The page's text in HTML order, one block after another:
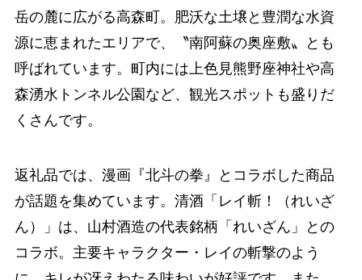
岳の麓に広がる高森町。肥沃な土壌と豊潤な水資
源に恵まれたエリアで、〝南阿蘇の奥座敷〟とも
呼ばれています。町内には上色見熊野座神社や高
森湧水トンネル公園など、観光スポットも盛りだ
くさんです。
返礼品では、漫画『北斗の拳』とコラボした商品
が話題を集めています。清酒「レイ斬！（れいざ
ん）」は、山村酒造の代表銘柄「れいざん」との
コラボ。主要キャラクター・レイの斬撃のよう